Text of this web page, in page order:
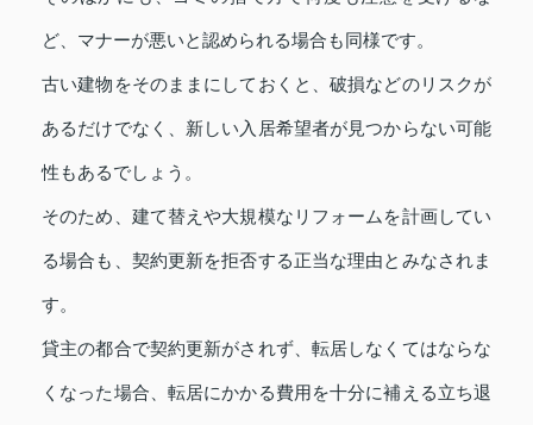
ど、マナーが悪いと認められる場合も同様です。
古い建物をそのままにしておくと、破損などのリスクが
あるだけでなく、新しい入居希望者が見つからない可能
性もあるでしょう。
そのため、建て替えや大規模なリフォームを計画してい
る場合も、契約更新を拒否する正当な理由とみなされま
す。
貸主の都合で契約更新がされず、転居しなくてはならな
くなった場合、転居にかかる費用を十分に補える立ち退